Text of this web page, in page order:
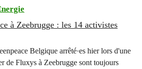
à Zeebrugge : les 14 activistes
Belgique arrêté·es hier lors d'une
de Fluxys à Zeebrugge sont toujours